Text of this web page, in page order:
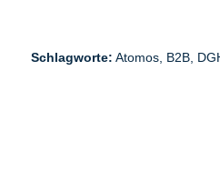
Schlagworte: Atomos, B2B,